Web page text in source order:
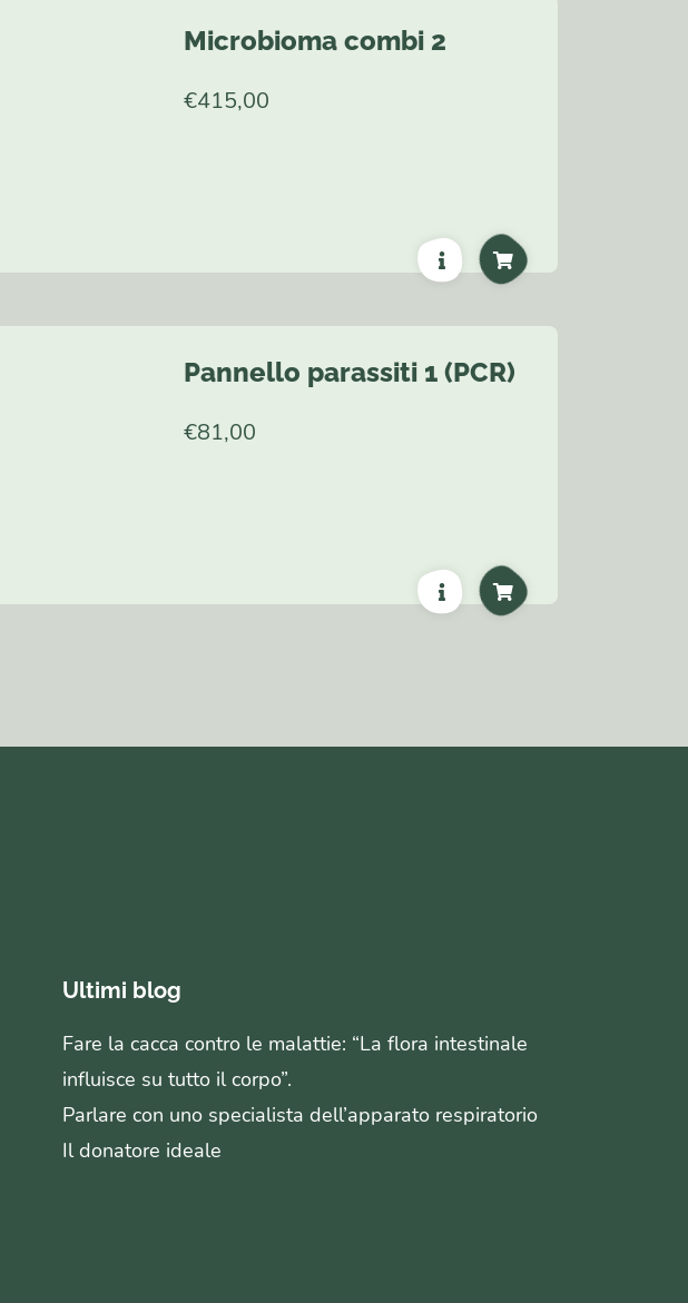
Microbioma combi 2
€415,00
Pannello parassiti 1 (PCR)
€81,00
Ultimi blog
Fare la cacca contro le malattie: “La flora intestinale
influisce su tutto il corpo”.
Parlare con uno specialista dell’apparato respiratorio
Il donatore ideale